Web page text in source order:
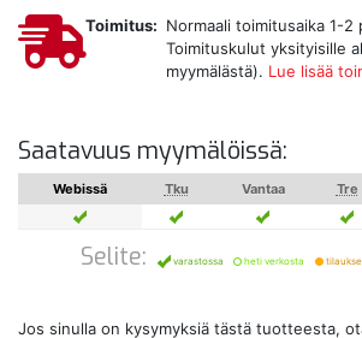
Toimitus: Normaali toimitusaika 1-2
Toimituskulut yksityisille
myymälästä). Lue lisää
Saatavuus myymälöissä:
Webissä Tku Vantaa Tre
Selite: varastossa heti verkosta
Jos sinulla on kysymyksiä tästä tuotteesta,